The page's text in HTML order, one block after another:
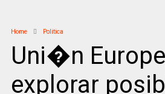
Home Politica
Uni�n
explorar